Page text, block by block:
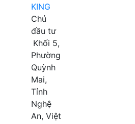
KING
Chủ
đầu tư
Khối 5,
Phường
Quỳnh
Mai,
Tỉnh
Nghệ
An, Việt